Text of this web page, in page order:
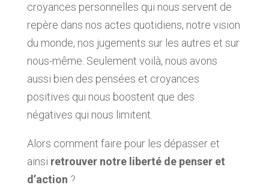
croyances personnelles qui nous servent de
repère dans nos actes quotidiens, notre vision
du monde, nos jugements sur les autres et sur
nous-même. Seulement voilà, nous avons
aussi bien des pensées et croyances
positives qui nous boostent que des
négatives qui nous limitent.
Alors comment faire pour les dépasser et
ainsi retrouver notre liberté de penser et
d’action ?